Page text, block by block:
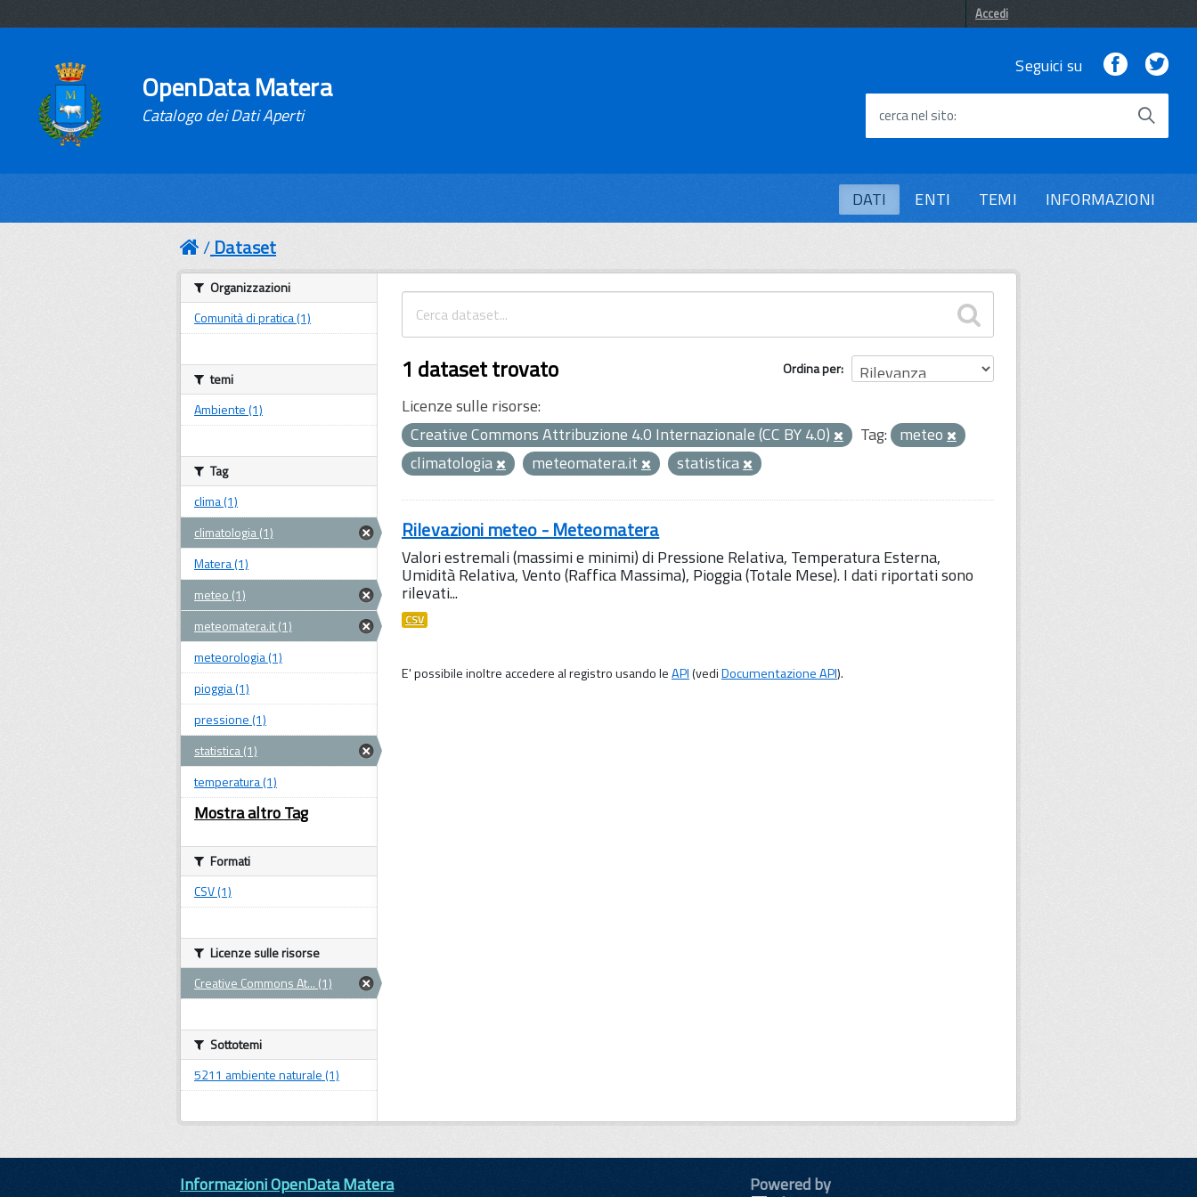
Accedi
OpenData Matera
Catalogo dei Dati Aperti
Seguici su Facebook
cerca nel sito
DATI ENTI TEMI INFORMAZIONI
Dataset
Ordina per
1 dataset trovato
Licenze sulle risorse:
Creative Commons Attribuzione 4.0 Internazionale (CC BY 4.0)
Tag: meteo
climatologia
meteomatera.it statistica
Rilevazioni meteo - Meteomatera
Valori estremali (massimi e minimi) di Pressione Relativa, Temperatura Esterna,
Umidità Relativa, Vento (Raffica Massima), Pioggia (Totale Mese). I dati riportati sono
rilevati...
CSV
E' possibile inoltre accedere al registro usando leAPI(vediDocumentazione API).
Organizzazioni
Comunità di pratica (1)
temi
Ambiente (1)
Tag
clima (1)
climatologia (1)
Matera (1)
meteo (1)
meteomatera.it (1)
meteorologia (1)
pioggia (1)
pressione (1)
statistica (1)
temperatura (1)
Mostra altro Tag
Formati
CSV (1)
Licenze sulle risorse
Creative Commons At... (1)
Sottotemi
5211 ambiente naturale (1)
Informazioni OpenData Matera
Powered by